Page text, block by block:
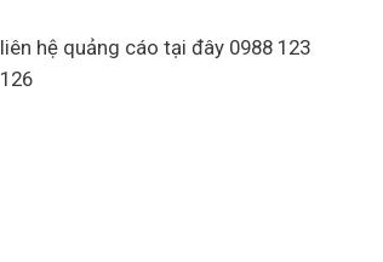
liên hệ quảng cáo tại đây 0988 123
126